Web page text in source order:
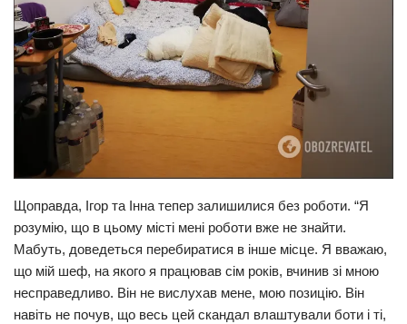
Щоправда, Ігор та Інна тепер залишилися без роботи. “Я
розумію, що в цьому місті мені роботи вже не знайти.
Мабуть, доведеться перебиратися в інше місце. Я вважаю,
що мій шеф, на якого я працював сім років, вчинив зі мною
несправедливо. Він не вислухав мене, мою позицію. Він
навіть не почув, що весь цей скандал влаштували боти і ті,